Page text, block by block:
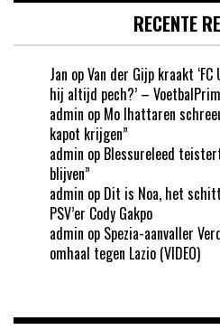
RECENTE
Jan opVan der Gijp kraakt
hij altijd pech?’ –
admin op Mo Ihattaren
kapot krijgen”
admin op Blessureleed
blijven”
admin op Dit is Noa, het
PSV’er Cody Gakpo
admin op Spezia-aanvaller
omhaal tegen Lazio (VIDEO)